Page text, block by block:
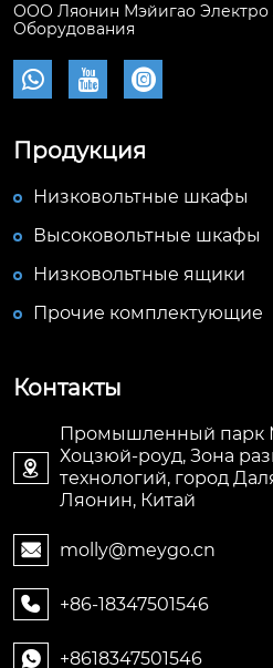
ООО Ляонин Мэйигао Электро
Оборудования
  
Продукция
Низковольтные шкафы
Высоковольтные шкафы
Низковольтные ящики
Прочие комплектующие
Контакты

Промышленный парк
Хоцзюй-роуд, Зона
технологий, город
Ляонин, Китай
 molly@meygo.cn
 +86-18347501546
 +8618347501546